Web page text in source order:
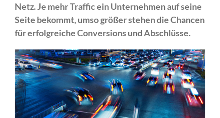
Netz. Je mehr Traffic ein Unternehmen auf seine
Seite bekommt, umso größer stehen die Chancen
für erfolgreiche Conversions und Abschlüsse.